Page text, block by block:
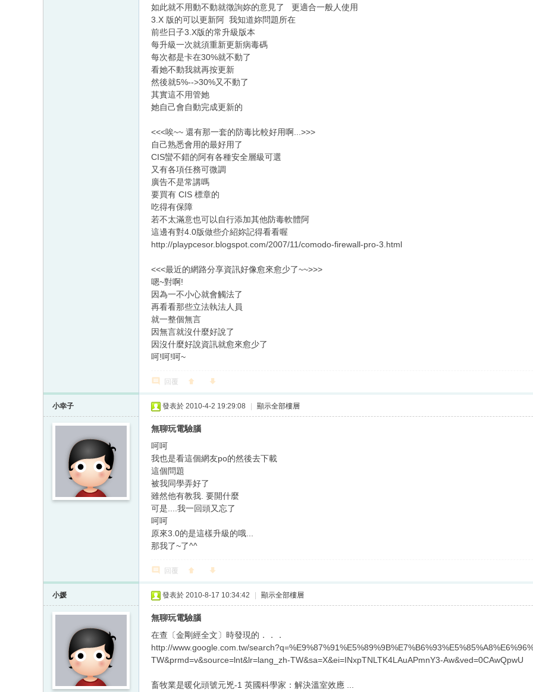
如此就不用動不動就徵詢妳的意見了 更適合一般人使用
3.X 版的可以更新阿 我知道妳問題所在
前些日子3.X版的常升級版本
每升級一次就須重新更新病毒碼
每次都是卡在30%就不動了
看她不動我就再按更新
然後就5%-->30%又不動了
其實這不用管她
她自己會自動完成更新的
<<<唉~~ 還有那一套的防毒比較好用啊...>>>
自己熟悉會用的最好用了
CIS蠻不錯的阿有各種安全層級可選
又有各項任務可微調
廣告不是常講嗎
要買有 CIS 標章的
吃得有保障
若不太滿意也可以自行添加其他防毒軟體阿
這邊有對4.0版做些介紹妳記得看看喔
http://playpcesor.blogspot.com/2007/11/comodo-firewall-pro-3.html
<<<最近的網路分享資訊好像愈來愈少了~~>>>
嗯~對啊!
因為一不小心就會觸法了
再看看那些立法執法人員
就一整個無言
因無言就沒什麼好說了
因沒什麼好說資訊就愈來愈少了
呵!呵!呵~
回覆
小幸子 發表於 2010-4-2 19:29:08 顯示全部樓層
無聊玩電驗腦
呵呵
我也是看這個網友po的然後去下載
這個問題
被我同學弄好了
雖然他有教我. 要開什麼
可是....我一回頭又忘了
呵呵
原來3.0的是這樣升級的哦...
那我了~了^^
回覆
小媛 發表於 2010-8-17 10:34:42 顯示全部樓層
無聊玩電驗腦
在查〔金剛經全文〕時發現的．．．
http://www.google.com.tw/
TW&prmd=v&source=lnt&lr=lang_zh-TW&sa=X&ei=INxpTNLTK4LAuAPmnY3-Aw&ved=0CAwQpwU
畜牧業是暖化頭號元兇-1 英國科學家：解決溫室效應 ...